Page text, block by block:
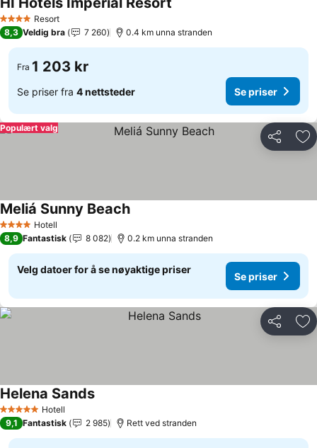
4 StjernerResort
8,3 Veldig bra 7 260 0.4 km unna stranden
Fra 1 203 kr
Se priser fra 4 nettsteder Se priser
Del
Populært valg
4 StjernerHotell
Meliá Sunny BeachSe priser
8,9 Fantastisk 8 082 0.2 km unna stranden
Velg datoer for å se nøyaktige priser
Se priser
Del
5 Stjerner Hotell
Helena SandsSe priser
9,1 Fantastisk 2 985 Rett ved stranden